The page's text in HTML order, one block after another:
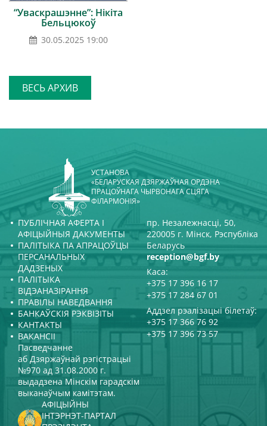
“Уваскрашэнне”: Нікіта
Бельцюкоў
30.05.2025 19:00
ВЕСЬ АРХИВ
УСТАНОВА
«БЕЛАРУСКАЯ ДЗЯРЖАЎНАЯ ОРДЭНА
ПРАЦОЎНАГА ЧЫРВОНАГА СЦЯГА
ФІЛАРМОНІЯ»
ПУБЛІЧНАЯ АФЕРТА І
АФІЦЫЙНЫЯ ДАКУМЕНТЫ
ПАЛІТЫКА ПА АПРАЦОЎЦЫ
ПЕРСАНАЛЬНЫХ
ДАДЗЕНЫХ
ПАЛІТЫКА
ВІДЭАНАЗІРАННЯ
ПРАВІЛЫ НАВЕДВАННЯ
БАНКАЎСКІЯ РЭКВІЗІТЫ
КАНТАКТЫ
ВАКАНСІІ
пр. Незалежнасці, 50,
220005 г. Мінск, Рэспубліка
Беларусь
reception@bgf.by
Каса:
+375 17 396 16 17
+375 17 284 67 01
Аддзел рэалізацыі білетаў:
+375 17 366 76 92
+375 17 396 73 57
Пасведчанне
аб Дзяржаўнай рэгістрацыі
№970 ад 31.08.2000 г.
выдадзена Мінскім гарадскім
выканаўчым камітэтам.
АФІЦЫЙНЫ
ІНТЭРНЭТ-ПАРТАЛ